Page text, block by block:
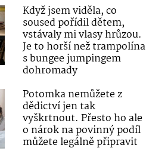
Když jsem viděla, co
soused pořídil dětem,
vstávaly mi vlasy hrůzou.
Je to horší než trampolína
s bungee jumpingem
dohromady
Potomka nemůžete z
dědictví jen tak
vyškrtnout. Přesto ho ale
o nárok na povinný podíl
můžete legálně připravit